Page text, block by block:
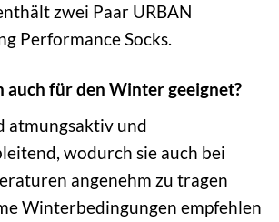
zwei Paar URBAN
Performance Socks.
auch für den Winter geeignet?
atmungsaktiv und
wodurch sie auch bei
angenehm zu tragen
Winterbedingungen empfehlen